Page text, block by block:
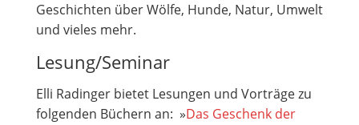
Geschichten über Wölfe, Hunde, Natur, Umwelt
und vieles mehr.
Lesung/Seminar
Elli Radinger bietet Lesungen und Vorträge zu
folgenden Büchern an: »Das Geschenk der